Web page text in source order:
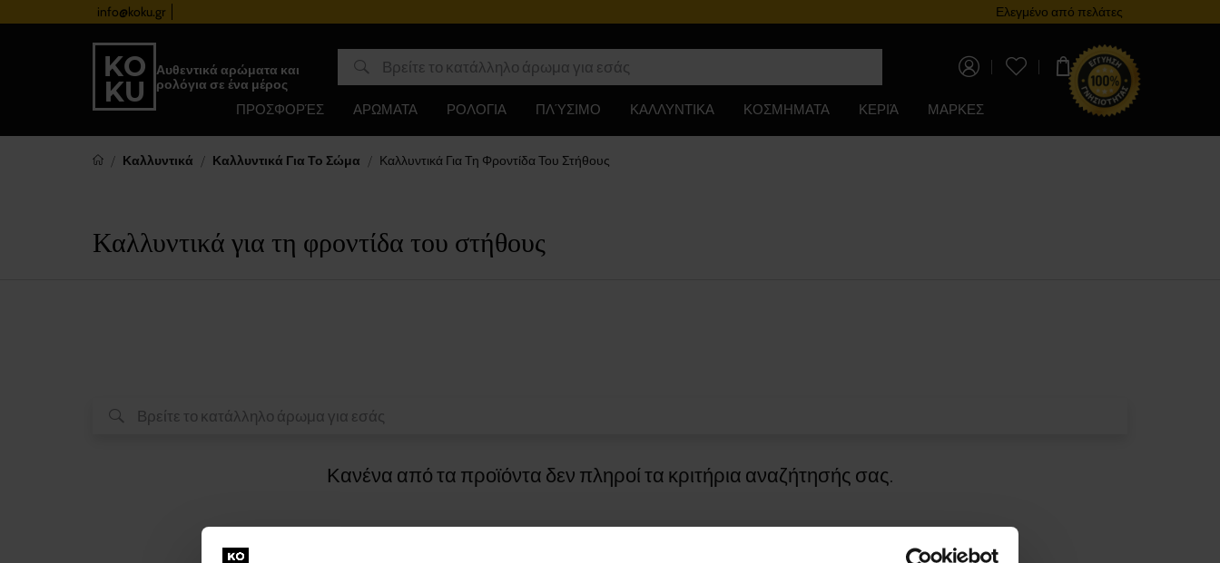
info@koku.gr Πρόγραμμα επιβράβευσηςΕλεγμένο από πελάτες
Αυθεντικά αρώματα και
ρολόγια σε ένα μέρος
0,00 €
ΠΡΟΣΦΟΡΈΣ ΑΡΩΜΑΤΑ ΡΟΛΟΓΙΑ ΠΛΎΣΙΜΟ ΚΑΛΛΥΝΤΙΚΑ ΚΟΣΜΗΜΑΤΑ ΚΕΡΙΆ ΜΑΡΚΕΣ
Καλλυντικά Καλλυντικά Για Το Σώμα Καλλυντικά Για Τη Φροντίδα Του Στήθους
Καλλυντικά για τη φροντίδα του στήθους
Κανένα από τα προϊόντα δεν πληροί τα κριτήρια αναζήτησής σας.